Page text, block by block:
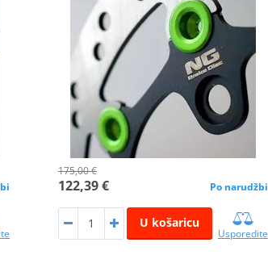
175,00 €
122,39 € Po narudžbi
U košaricu
Usporedite